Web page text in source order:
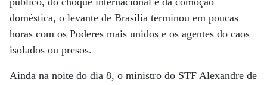
doméstica, o levante de Brasília terminou em poucas
horas com os Poderes mais unidos e os agentes do caos
isolados ou presos.
Ainda na noite do dia 8, o ministro do STF Alexandre de